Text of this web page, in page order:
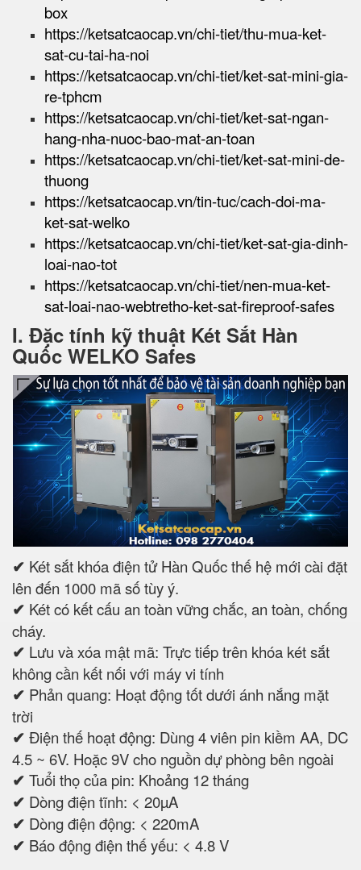
box
https://ketsatcaocap.vn/chi-tiet/thu-mua-ket-
sat-cu-tai-ha-noi
https://ketsatcaocap.vn/chi-tiet/ket-sat-mini-gia-
re-tphcm
https://ketsatcaocap.vn/chi-tiet/ket-sat-ngan-
hang-nha-nuoc-bao-mat-an-toan
https://ketsatcaocap.vn/chi-tiet/ket-sat-mini-de-
thuong
https://ketsatcaocap.vn/tin-tuc/cach-doi-ma-
ket-sat-welko
https://ketsatcaocap.vn/chi-tiet/ket-sat-gia-dinh-
loai-nao-tot
https://ketsatcaocap.vn/chi-tiet/nen-mua-ket-
sat-loai-nao-webtretho-ket-sat-fireproof-safes
I. Đặc tính kỹ thuật Két Sắt Hàn
Quốc WELKO Safes
✔ Két sắt khóa điện tử Hàn Quốc thế hệ mới cài đặt
lên đến 1000 mã số tùy ý.
✔ Két có kết cấu an toàn vững chắc, an toàn, chống
cháy.
✔ Lưu và xóa mật mã: Trực tiếp trên khóa két sắt
không cần kết nối với máy vi tính
✔ Phản quang: Hoạt động tốt dưới ánh nắng mặt
trời
✔ Điện thế hoạt động: Dùng 4 viên pin kiềm AA, DC
4.5 ~ 6V. Hoặc 9V cho nguồn dự phòng bên ngoài
✔ Tuổi thọ của pin: Khoảng 12 tháng
✔ Dòng điện tĩnh: < 20µA
✔ Dòng điện động: < 220mA
✔ Báo động điện thế yếu: < 4.8 V